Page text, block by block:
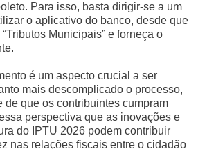
Para isso, basta dirigir-se a um
o aplicativo do banco, desde que
Municipais” e forneça o
é um aspecto crucial a ser
mais descomplicado o processo,
de que os contribuintes cumpram
perspectiva que as inovações e
do IPTU 2026 podem contribuir
nas relações fiscais entre o cidadão